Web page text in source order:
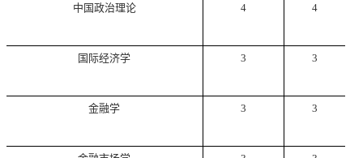
中国政治理论 4 4
国际经济学 3 3
金融学 3 3